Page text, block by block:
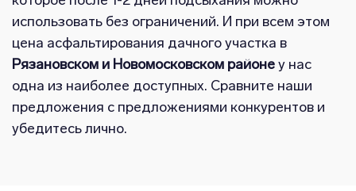
использовать без ограничений. И при всем этом
цена асфальтирования дачного участка в
Рязановском и Новомосковском районеу нас
одна из наиболее доступных. Сравните наши
предложения с предложениями конкурентов и
убедитесь лично.